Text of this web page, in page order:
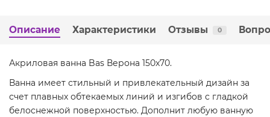
Описание Характеристики Отзывы 0
Акриловая ванна Bas Верона 150x70.
Ванна имеет стильный и привлекательный дизайн за
счет плавных обтекаемых линий и изгибов с гладкой
белоснежной поверхностью. Дополнит любую ванную